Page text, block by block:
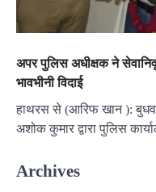
अपर पुलिस अधीक्षक ने
भावभीनी विदाई
हाथरस से (आरिफ खान ):
अशोक कुमार द्वारा पुलिस
Archives